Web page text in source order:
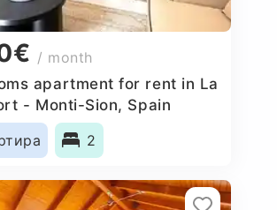
/ month
apartment for rent in La
- Monti-Sion, Spain
2